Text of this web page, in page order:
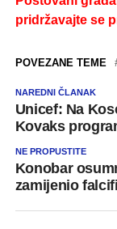
pridržavajte se
POVEZANE TEME
NAREDNI ČLANAK
Unicef: Na
Kovaks
NE PROPUSTITE
Konobar
zamijenio